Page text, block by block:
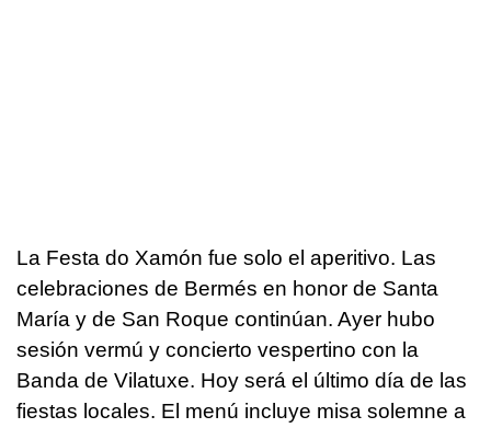
La Festa do Xamón fue solo el aperitivo. Las
celebraciones de Bermés en honor de Santa
María y de San Roque continúan. Ayer hubo
sesión vermú y concierto vespertino con la
Banda de Vilatuxe. Hoy será el último día de las
fiestas locales. El menú incluye misa solemne a